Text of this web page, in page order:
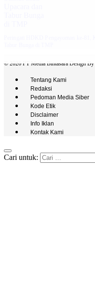
© 2026 PT Media Bintasara Design By
Tentang Kami
Redaksi
Pedoman Media Siber
Kode Etik
Disclaimer
Info Iklan
Kontak Kami
Cari untuk: